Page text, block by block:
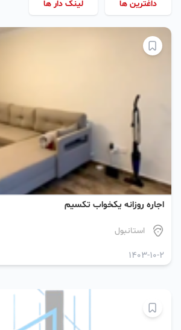
داغترین ها لینک دار ها
اجاره روزانه یکخواب تکسیم
استانبول
1403-10-2